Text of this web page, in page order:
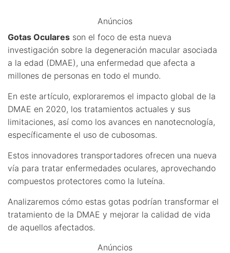
Anúncios
Gotas Oculares son el foco de esta nueva
investigación sobre la degeneración macular asociada
a la edad (DMAE), una enfermedad que afecta a
millones de personas en todo el mundo.
En este artículo, exploraremos el impacto global de la
DMAE en 2020, los tratamientos actuales y sus
limitaciones, así como los avances en nanotecnología,
específicamente el uso de cubosomas.
Estos innovadores transportadores ofrecen una nueva
vía para tratar enfermedades oculares, aprovechando
compuestos protectores como la luteína.
Analizaremos cómo estas gotas podrían transformar el
tratamiento de la DMAE y mejorar la calidad de vida
de aquellos afectados.
Anúncios